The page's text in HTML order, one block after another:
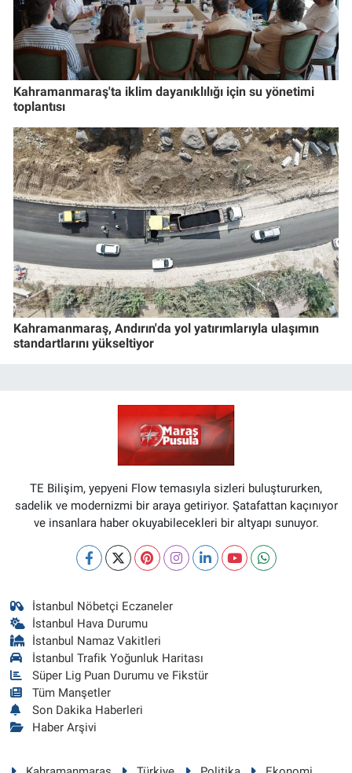
Kahramanmaraş'ta iklim dayanıklılığı için su yönetimi
toplantısı
Kahramanmaraş, Andırın'da yol yatırımlarıyla ulaşımın
standartlarını yükseltiyor
TE Bilişim, yepyeni Flow temasıyla sizleri buluştururken,
sadelik ve modernizmi bir araya getiriyor. Şatafattan kaçınıyor
ve insanlara haber okuyabilecekleri bir altyapı sunuyor.
İstanbul Nöbetçi Eczaneler
İstanbul Hava Durumu
İstanbul Namaz Vakitleri
İstanbul Trafik Yoğunluk Haritası
Süper Lig Puan Durumu ve Fikstür
Tüm Manşetler
Son Dakika Haberleri
Haber Arşivi